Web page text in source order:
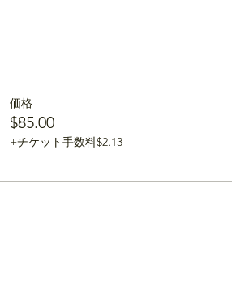
価格
$85.00
+チケット手数料$2.13